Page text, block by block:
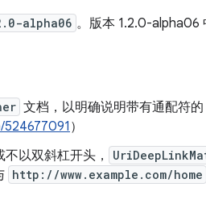
alpha06 。版本 1.2.0-alpha06
文档，以明确说明带有通配符
524677091）
以双斜杠开头，
http://www.example.com/home